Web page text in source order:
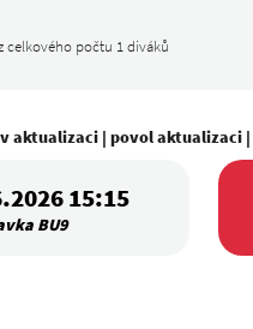
celkového počtu 1 diváků
aktualizaci| povol aktualizaci|
15:15
BU9